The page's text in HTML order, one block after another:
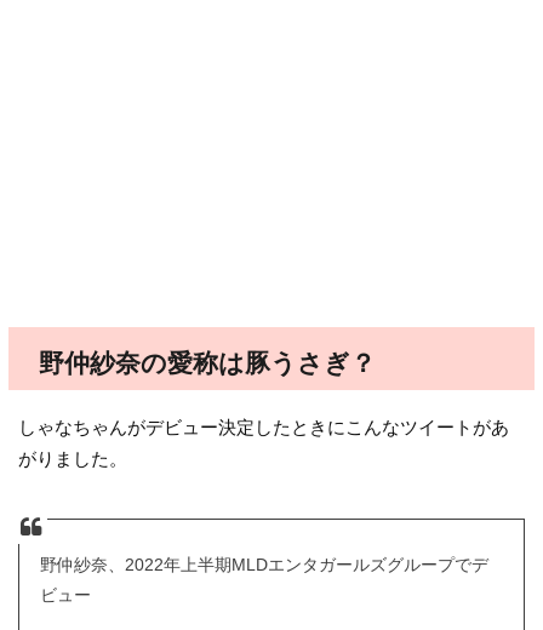
野仲紗奈の愛称は豚うさぎ？
しゃなちゃんがデビュー決定したときにこんなツイートがあ
がりました。
野仲紗奈、2022年上半期MLDエンタガールズグループでデ
ビュー